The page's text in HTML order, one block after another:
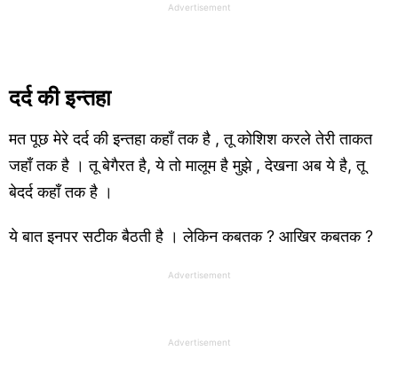
Advertisement
दर्द की इन्तहा
मत पूछ मेरे दर्द की इन्तहा कहाँ तक है , तू कोशिश करले तेरी ताकत
जहाँ तक है । तू बेगैरत है, ये तो मालूम है मुझे , देखना अब ये है, तू
बेदर्द कहाँ तक है ।
ये बात इनपर सटीक बैठती है । लेकिन कबतक ? आखिर कबतक ?
Advertisement
Advertisement